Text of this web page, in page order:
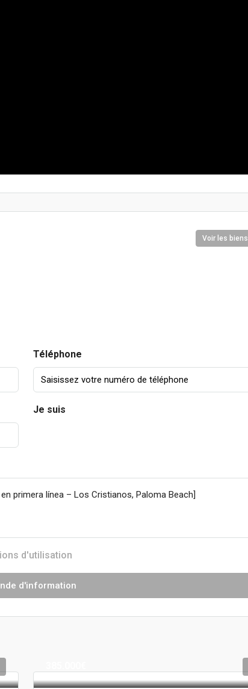
Voir les biens
Téléphone
Je suis
d'utilisation
d'information